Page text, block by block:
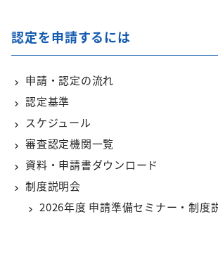
認定を申請するには
申請・認定の流れ
認定基準
スケジュール
審査認定機関一覧
資料・申請書ダウンロード
制度説明会
2026年度 申請準備セミナー・制度